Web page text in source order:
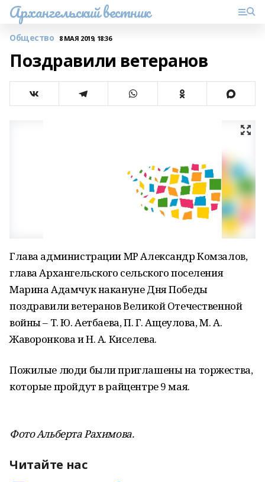
Архангельский вестник
Общество 8 МАЯ 2019, 18:36
Поздравили ветеранов
Глава администрации МР Александр Комзалов,
глава Архангельского сельского поселения
Марина Адамчук накануне Дня Победы
поздравили ветеранов Великой Отечественной
войны – Т. Ю. Аетбаева, П. Г. Ащеулова, М. А.
Жаворонкова и Н. А. Киселева.
Пожилые люди были приглашены на торжества,
которые пройдут в райцентре 9 мая.
Фото Альберта Рахимова.
Читайте нас